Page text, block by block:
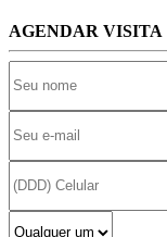
AGENDAR VISITA